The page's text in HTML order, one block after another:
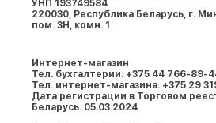
УНП 193749584
220030, Республика Беларусь, г.
пом. 3Н, комн. 1
Интернет-магазин
Тел. бухгалтерии: +375 44 766-89-
Тел. интернет-магазина: +375 29
Дата регистрации в Торговом
Беларусь: 05.03.2024